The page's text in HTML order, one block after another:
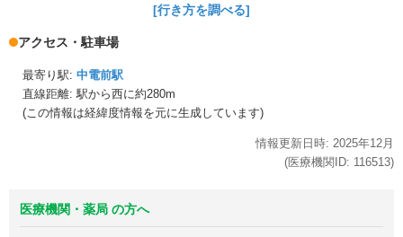
[行き方を調べる]
アクセス・駐車場
最寄り駅: 中電前駅
直線距離: 駅から西に約280m
(この情報は経緯度情報を元に生成しています)
情報更新日時: 2025年12月
(医療機関ID: 116513)
医療機関・薬局 の方へ